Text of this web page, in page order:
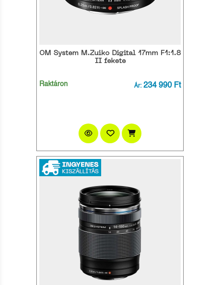
OM System M.Zuiko Digital 17mm F1:1.8
II fekete
Raktáron Ár: 234 990 Ft